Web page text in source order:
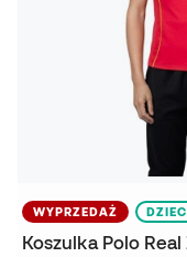
WYPRZEDAŻ DZIECI